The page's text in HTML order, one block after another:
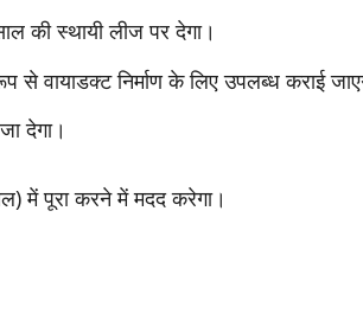
की स्थायी लीज पर देगा।
वायाडक्ट निर्माण के लिए उपलब्ध कराई
देगा।
में पूरा करने में मदद करेगा।